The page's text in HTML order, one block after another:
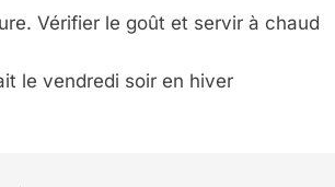
Vérifier le goût et servir à chaud
le vendredi soir en hiver